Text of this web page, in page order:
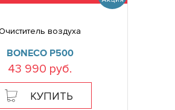
воздуха
BONECO P500
43 990 руб.
КУПИТЬ